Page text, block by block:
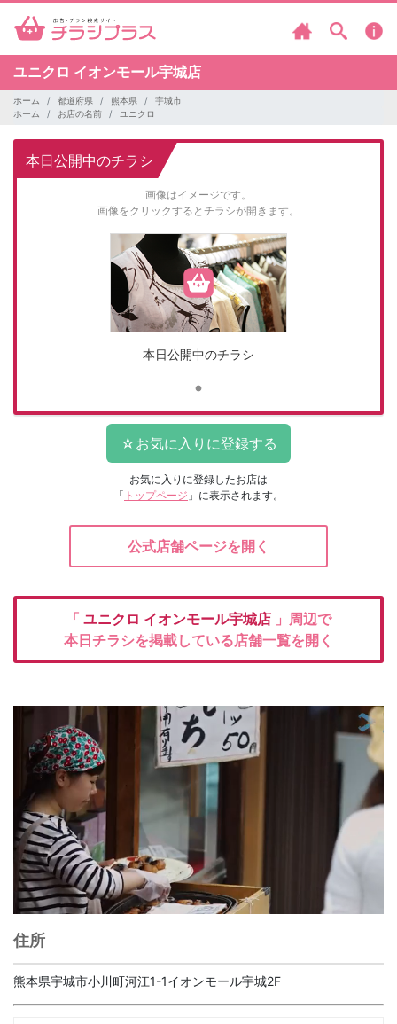
ユニクロ イオンモール宇城店
ホーム 都道府県 熊本県
宇城市
ホーム
お店の名前 ユニクロ
本日公開中のチラシ
画像はイメージです。
画像をクリックするとチラシが開きます。
本日公開中のチラシ
お気に入りに登録したお店は
「 トップページ 」に表示されます。
公式店舗ページを開く
「 ユニクロ イオンモール宇城店 」周辺で
本日チラシを掲載している店舗一覧を開く
住所
熊本県宇城市小川町河江1-1イオンモール宇城2F